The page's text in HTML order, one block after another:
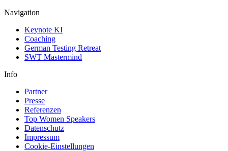
Navigation
Keynote KI
Coaching
German Testing Retreat
SWT Mastermind
Info
Partner
Presse
Referenzen
Top Women Speakers
Datenschutz
Impressum
Cookie-Einstellungen